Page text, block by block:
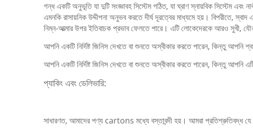
গন্ধ একটি অনুভূতি যা দুটি সংজ্ঞাবহ সিস্টেম গঠিত, যা ঘ্রাণ স্নায়বিক সিস্টেম এবং
এমনকি রাসায়নিক উদ্দীপনা অনুভব করতে দীর্ঘ দূরত্বের মাধ্যমে হয়। বিপরীতে,
নিম্ন-আত্মার উপর ইতিবাচক প্রভাব ফেলতে পারে। এটি লোকেদেরকে আরও সুখী,
আপনি একটি নির্দিষ্ট জিনিস দেখতে বা শুনতে অস্বীকার করতে পারেন, কিন্তু আপনি
আপনি একটি নির্দিষ্ট জিনিস দেখতে বা শুনতে অস্বীকার করতে পারেন, কিন্তু আপনি
প্যাকিং এবং ডেলিভারি:
সাধারণত, আমাদের পণ্য cartons মধ্যে বস্তাবন্দী হয়। আমরা প্রতিশ্রুতিবদ্ধ যে